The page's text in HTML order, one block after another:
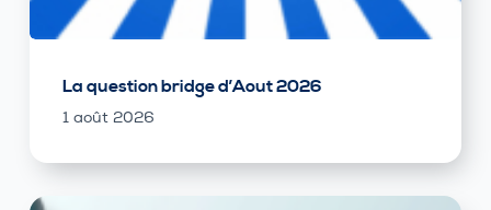
La question bridge d’Aout 2026
1 août 2026